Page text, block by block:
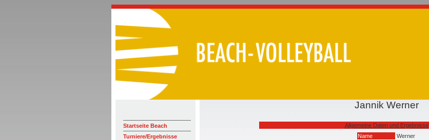
Startseite Beach
Turniere/Ergebnisse
Jannik Werner
Allgemeine Daten und Ergebnisse
Name
Werner